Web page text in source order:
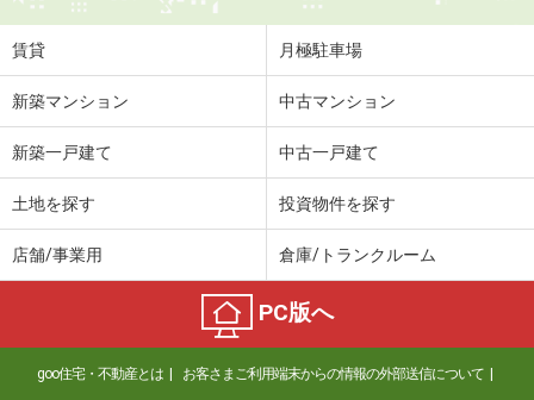
賃貸 月極駐車場
新築マンション 中古マンション
新築一戸建て 中古一戸建て
土地を探す 投資物件を探す
店舗/事業用 倉庫/トランクルーム
PC版へ
goo住宅・不動産とは お客さまご利用端末からの情報の外部送信について